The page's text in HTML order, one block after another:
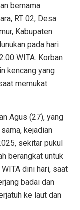
bernama
RT 02, Desa
Kabupaten
pada hari
WITA. Korban
kencang yang
memukat
Agus (27), yang
kejadian
sekitar pukul
berangkat untuk
dini hari, saat
badai dan
ke laut dan